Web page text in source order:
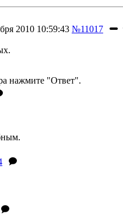
2010 10:59:43 №11017
нажмите "Ответ".